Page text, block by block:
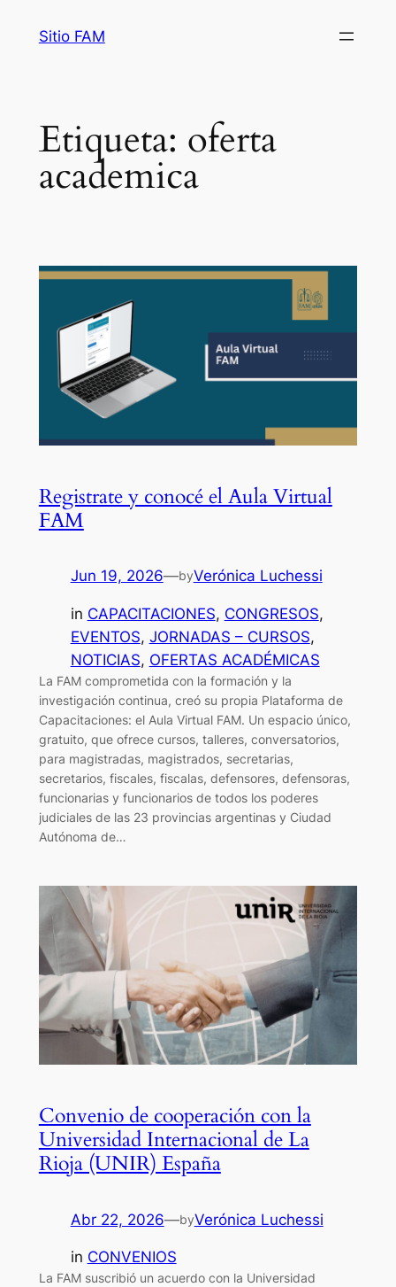
Sitio FAM
Etiqueta: oferta
academica
Registrate y conocé el Aula Virtual
FAM
Jun 19, 2026—byVerónica Luchessi
in CAPACITACIONES, CONGRESOS
EVENTOS, JORNADAS – CURSOS
NOTICIAS, OFERTAS ACADÉMICAS
La FAM comprometida con la formación y la
investigación continua, creó su propia Plataforma de
Capacitaciones: el Aula Virtual FAM. Un espacio único,
gratuito, que ofrece cursos, talleres, conversatorios,
para magistradas, magistrados, secretarias,
secretarios, fiscales, fiscalas, defensores, defensoras,
funcionarias y funcionarios de todos los poderes
judiciales de las 23 provincias argentinas y Ciudad
Autónoma de…
Convenio de cooperación con la
Universidad Internacional de La
Rioja (UNIR) España
Abr 22, 2026—byVerónica Luchessi
in CONVENIOS
La FAM suscribió un acuerdo con la Universidad